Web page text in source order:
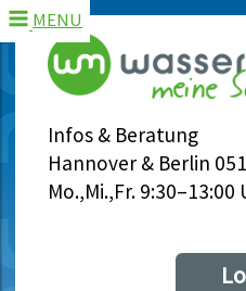
Infos & Beratung
Hannover & Berlin
Mo.,Mi.,Fr. 9:30–13:00
MENU